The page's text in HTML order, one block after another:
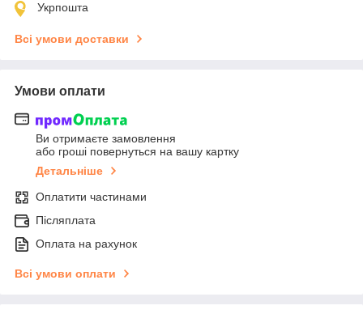
Укрпошта
Всі умови доставки
Умови оплати
Ви отримаєте замовлення
або гроші повернуться на вашу картку
Детальніше
Оплатити частинами
Післяплата
Оплата на рахунок
Всі умови оплати